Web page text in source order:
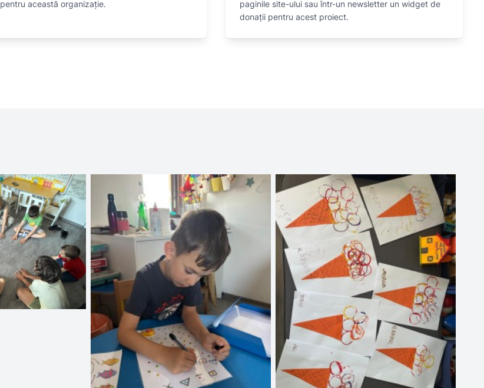
pentru această organizaţie.
paginile site-ului sau într-un newsletter un widget de
donații pentru acest proiect.